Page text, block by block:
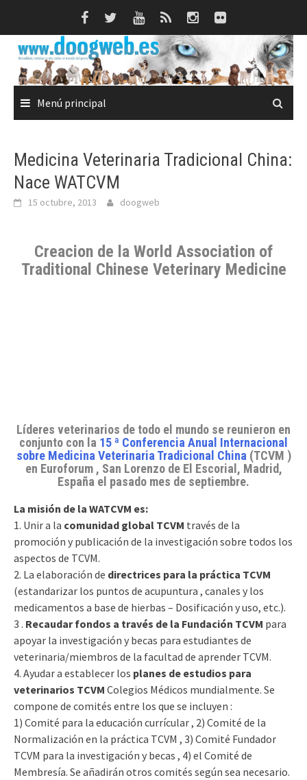
Menú principal
Medicina Veterinaria Tradicional China:
Nace WATCVM
15 octubre, 2013 doogweb
Creacion de la World Association of
Traditional Chinese Veterinary Medicine
Líderes veterinarios de todo el mundo se reunieron en
conjunto con la 15 ª Conferencia Anual Internacional
sobre Medicina Veterinaria Tradicional China (TCVM )
en Euroforum , San Lorenzo de El Escorial, Madrid,
España el pasado mes de septiembre.
La misión de la WATCVM es:
1. Unir a la comunidad global TCVM través de la
promoción y publicación de la investigación sobre todos los
aspectos de TCVM.
2. La elaboración de directrices para la práctica TCVM
(estandarizar los puntos de acupuntura , canales y los
medicamentos a base de hierbas – Dosificación y uso, etc.).
3 . Recaudar fondos a través de la Fundación TCVM para
apoyar la investigación y becas para estudiantes de
veterinaria/miembros de la facultad de aprender TCVM.
4. Ayudar a establecer los planes de estudios para
veterinarios TCVM Colegios Médicos mundialmente. Se
compone de comités entre los que se incluyen :
1) Comité para la educación currícular , 2) Comité de la
Normalización en la práctica TCVM , 3) Comité Fundador
TCVM para la investigación y becas , 4) el Comité de
Membresía. Se añadirán otros comités según sea necesario.